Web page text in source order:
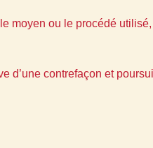
moyen ou le procédé
d’une contrefaçon et